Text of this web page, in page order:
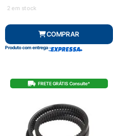
2 em stock
COMPRAR
Produto com entrega
FRETE GRÁTIS Consulte*